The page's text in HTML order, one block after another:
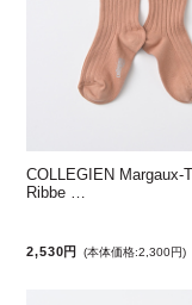
COLLEGIEN Margaux-
Ribbe …
2,530円 (本体価格:2,300円)